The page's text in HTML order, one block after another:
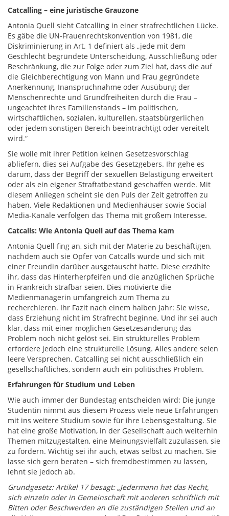
Catcalling – eine juristische Grauzone
Antonia Quell sieht Catcalling in einer strafrechtlichen Lücke.
Es gäbe die UN-Frauenrechtskonvention von 1981, die
Diskriminierung in Art. 1 definiert als „jede mit dem
Geschlecht begründete Unterscheidung, Ausschließung oder
Beschränkung, die zur Folge oder zum Ziel hat, dass die auf
die Gleichberechtigung von Mann und Frau gegründete
Anerkennung, Inanspruchnahme oder Ausübung der
Menschenrechte und Grundfreiheiten durch die Frau –
ungeachtet ihres Familienstands – im politischen,
wirtschaftlichen, sozialen, kulturellen, staatsbürgerlichen
oder jedem sonstigen Bereich beeinträchtigt oder vereitelt
wird.“
Sie wolle mit ihrer Petition keinen Gesetzesvorschlag
abliefern, dies sei Aufgabe des Gesetzgebers. Ihr gehe es
darum, dass der Begriff der sexuellen Belästigung erweitert
oder als ein eigener Straftatbestand geschaffen werde. Mit
diesem Anliegen scheint sie den Puls der Zeit getroffen zu
haben. Viele Redaktionen und Medienhäuser sowie Social
Media-Kanäle verfolgen das Thema mit großem Interesse.
Catcalls: Wie Antonia Quell auf das Thema kam
Antonia Quell fing an, sich mit der Materie zu beschäftigen,
nachdem auch sie Opfer von Catcalls wurde und sich mit
einer Freundin darüber ausgetauscht hatte. Diese erzählte
ihr, dass das Hinterherpfeifen und die anzüglichen Sprüche
in Frankreich strafbar seien. Dies motivierte die
Medienmanagerin umfangreich zum Thema zu
recherchieren. Ihr Fazit nach einem halben Jahr: Sie wisse,
dass Erziehung nicht im Strafrecht beginne. Und ihr sei auch
klar, dass mit einer möglichen Gesetzesänderung das
Problem noch nicht gelöst sei. Ein strukturelles Problem
erfordere jedoch eine strukturelle Lösung. Alles andere seien
leere Versprechen. Catcalling sei nicht ausschließlich ein
gesellschaftliches, sondern auch ein politisches Problem.
Erfahrungen für Studium und Leben
Wie auch immer der Bundestag entscheiden wird: Die junge
Studentin nimmt aus diesem Prozess viele neue Erfahrungen
mit ins weitere Studium sowie für ihre Lebensgestaltung. Sie
hat eine große Motivation, in der Gesellschaft auch weiterhin
Themen mitzugestalten, eine Meinungsvielfalt zuzulassen, sie
zu fördern. Wichtig sei ihr auch, etwas selbst zu machen. Sie
lasse sich gern beraten – sich fremdbestimmen zu lassen,
lehnt sie jedoch ab.
Grundgesetz:Artikel 17 besagt: „Jedermann hat das Recht,
sich einzeln oder in Gemeinschaft mit anderen schriftlich mit
Bitten oder Beschwerden an die zuständigen Stellen und an